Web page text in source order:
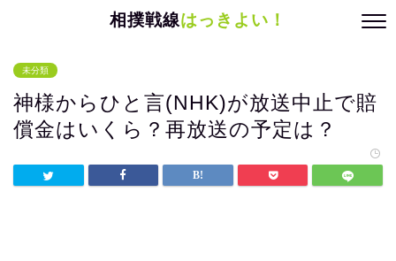
相撲戦線はっきよい！
未分類
神様からひと言(NHK)が放送中止で賠
償金はいくら？再放送の予定は？